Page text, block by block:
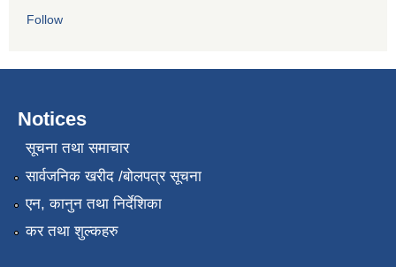
Follow
Notices
सूचना तथा समाचार
सार्वजनिक खरीद /बोलपत्र सूचना
एन, कानुन तथा निर्देशिका
कर तथा शुल्कहरु